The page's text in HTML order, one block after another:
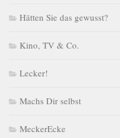
Hätten Sie das gewusst?
Kino, TV & Co.
Lecker!
Machs Dir selbst
MeckerEcke